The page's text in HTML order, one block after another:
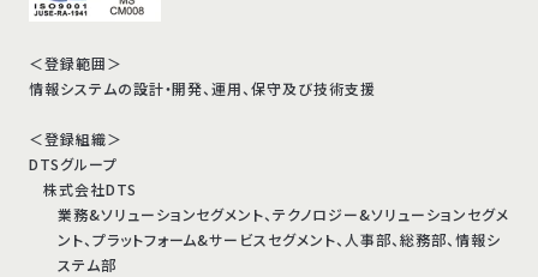
＜登録範囲＞
情報システムの設計・開発、運用、保守及び技術支援
＜登録組織＞
DTSグループ
株式会社DTS
業務&ソリューションセグメント、テクノロジー&ソリューションセグメ
ント、プラットフォーム&サービスセグメント、人事部、総務部、情報シ
ステム部